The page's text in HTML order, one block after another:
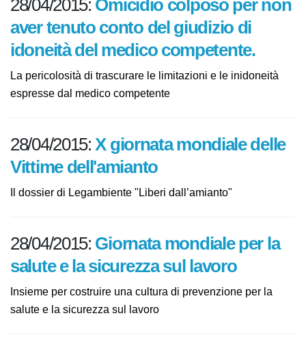
28/04/2015:Omicidio colposo per
non aver tenuto conto del giudizio
di idoneità del medico competente.
La pericolosità di trascurare le limitazioni e le
inidoneità espresse dal medico competente
28/04/2015:X giornata mondiale
delle Vittime dell'amianto
Il dossier di Legambiente "Liberi dall’amianto"
28/04/2015:Giornata mondiale per
la salute e la sicurezza sul lavoro
Insieme per costruire una cultura di prevenzione per la
salute e la sicurezza sul lavoro